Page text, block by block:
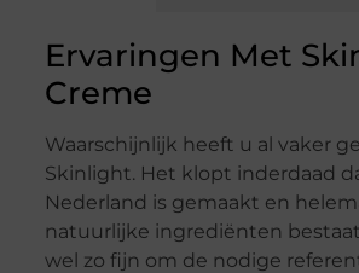
Ervaringen Met
Creme
Waarschijnlijk heeft u al vaker
Skinlight. Het klopt inderdaad
Nederland is gemaakt en
natuurlijke ingrediënten
wel zo fijn om de nodige